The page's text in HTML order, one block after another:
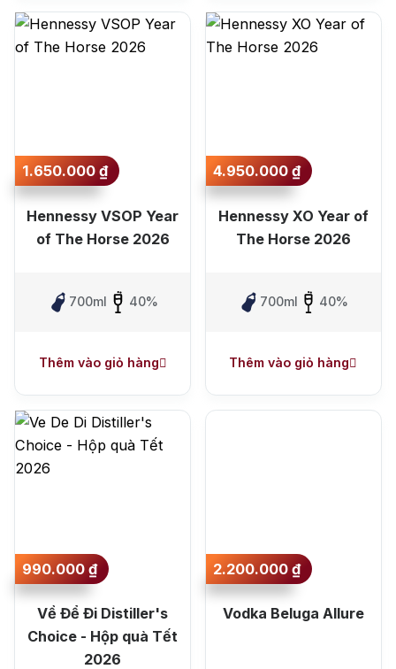
1.650.000₫
Hennessy VSOP Year
of The Horse 2026
700ml 40%
Thêm vào giỏ hàng
4.950.000₫
Hennessy XO Year of
The Horse 2026
700ml 40%
Thêm vào giỏ hàng
990.000₫
Về Để Đi Distiller's
Choice - Hộp quà Tết
2026
2.200.000₫
Vodka Beluga Allure